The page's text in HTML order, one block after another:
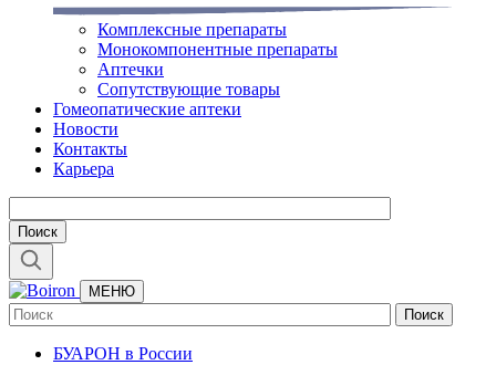
Комплексные препараты
Монокомпонентные препараты
Аптечки
Сопутствующие товары
Гомеопатические аптеки
Новости
Контакты
Карьера
МЕНЮ
БУАРОН в России